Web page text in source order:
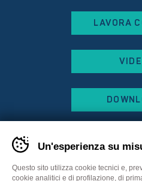
LAVORA
Un'esperienza su
Questo sito utilizza cookie tecnici e,
cookie analitici e di profilazione, di